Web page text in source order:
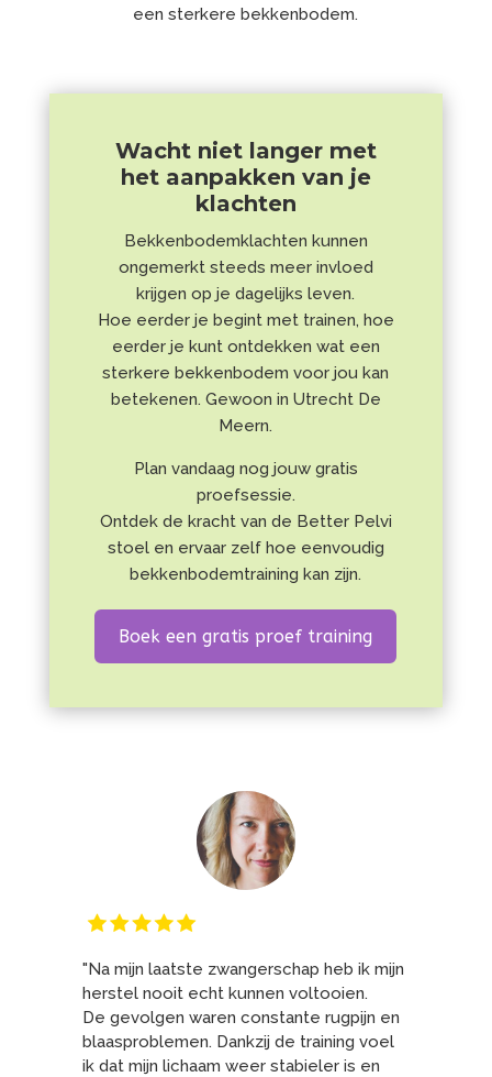
een sterkere bekkenbodem.
Wacht niet langer met
het aanpakken van je
klachten
Bekkenbodemklachten kunnen
ongemerkt steeds meer invloed
krijgen op je dagelijks leven.
Hoe eerder je begint met trainen, hoe
eerder je kunt ontdekken wat een
sterkere bekkenbodem voor jou kan
betekenen. Gewoon in Utrecht De
Meern.
Plan vandaag nog jouw gratis
proefsessie.
Ontdek de kracht van de Better Pelvi
stoel en ervaar zelf hoe eenvoudig
bekkenbodemtraining kan zijn.
Boek een gratis proef training
"Na mijn laatste zwangerschap heb ik mijn
herstel nooit echt kunnen voltooien.
De gevolgen waren constante rugpijn en
blaasproblemen. Dankzij de training voel
ik dat mijn lichaam weer stabieler is en